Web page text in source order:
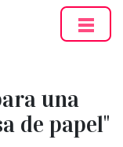
una
de papel"